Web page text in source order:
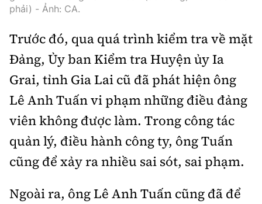
Tổng biên tập: Nguyễn Thị Hồng Nga
Nguyễn Đức Thắng, La Đức Hùng
Hotline:
0901 514 799
Quảng cáo và Phát hành:
0915 057 282
Email:bandoc@baoxaydung.vn
Cấm sao chép dưới mọi hình thức nếu không có sự
chấp thuận bằng văn bản.
phải) - Ảnh: CA.
Trước đó, qua quá trình kiểm tra về mặt
Đảng, Ủy ban Kiểm tra Huyện ủy Ia
Grai, tỉnh Gia Lai cũ đã phát hiện ông
Lê Anh Tuấn vi phạm những điều đảng
viên không được làm. Trong công tác
quản lý, điều hành công ty, ông Tuấn
cũng để xảy ra nhiều sai sót, sai phạm.
Ngoài ra, ông Lê Anh Tuấn cũng đã để